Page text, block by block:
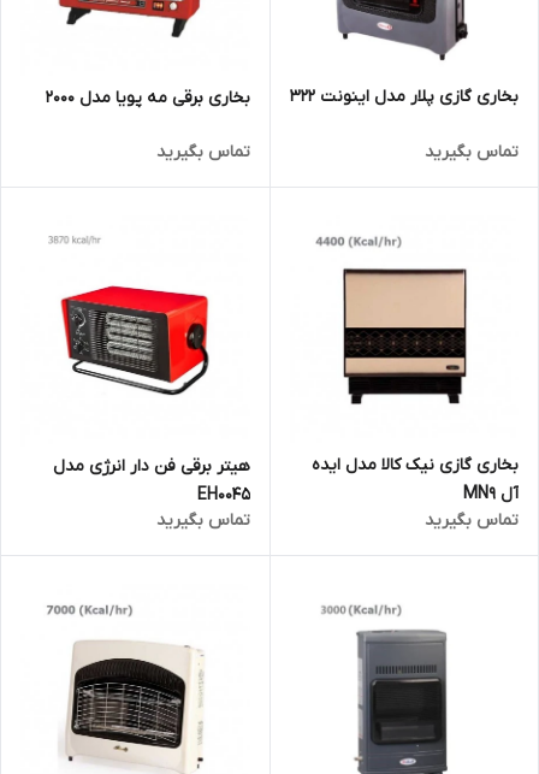
بخاری گازی پلار مدل اینونت 322
تماس بگیرید
بخاری برقی مه پویا مدل 2000
تماس بگیرید
بخاری گازی نیک کالا مدل ایده
آل MN9
تماس بگیرید
هیتر برقی فن دار انرژی مدل
EH0045
تماس بگیرید